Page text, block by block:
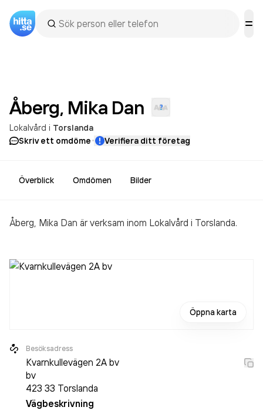
Åberg, Mika Dan
Lokalvård i Torslanda
Skriv ett omdöme· Verifiera ditt företag
Överblick Omdömen Bilder
Åberg, Mika Dan är verksam inom Lokalvård i Torslanda.
Öppna karta
Besöksadress
Kvarnkullevägen 2A bv
bv
423 33 Torslanda
Vägbeskrivning